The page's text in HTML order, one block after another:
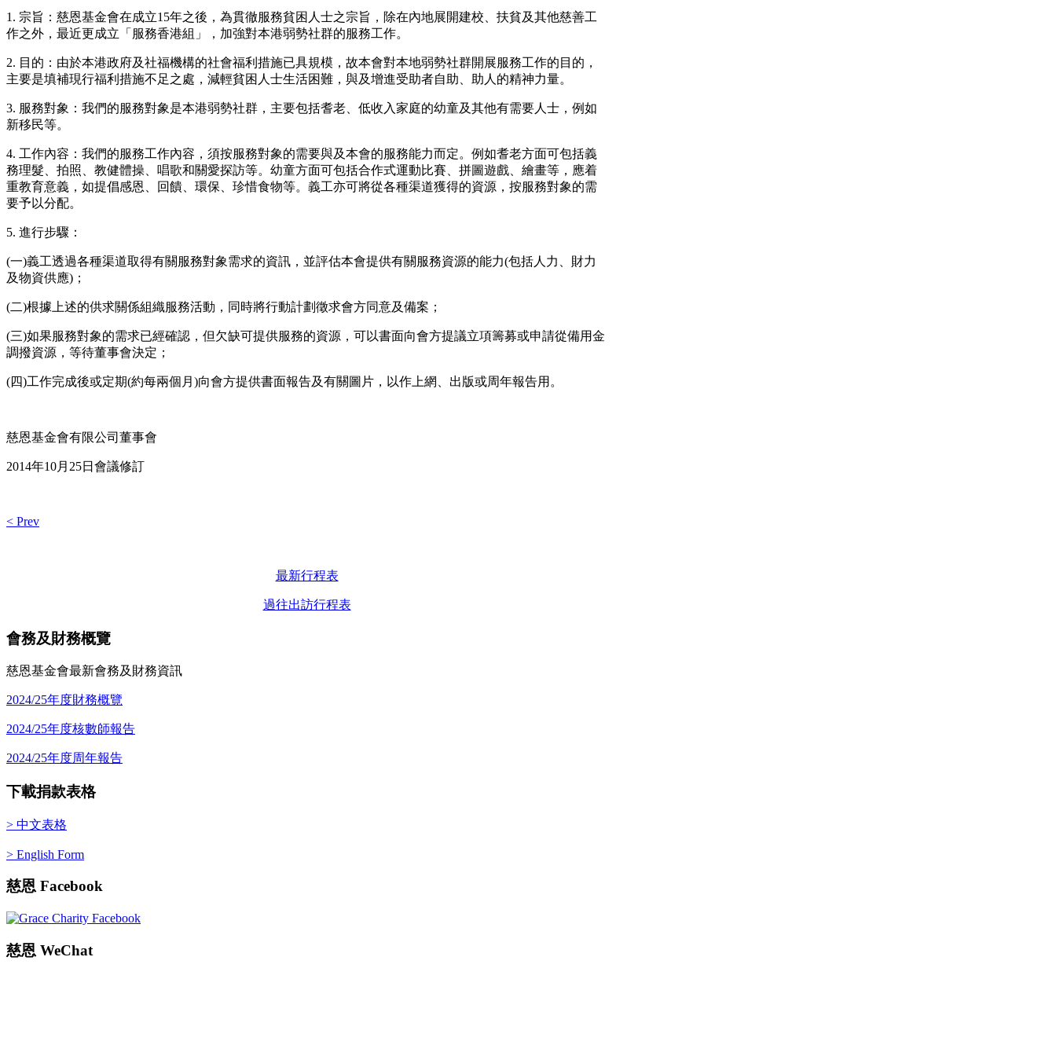
1. 宗旨：慈恩基金會在成立15年之後，為貫徹服務貧困人士之宗旨，除在內地展開建校、扶貧及其他慈善工
作之外，最近更成立「服務香港組」，加強對本港弱勢社群的服務工作。
2. 目的：由於本港政府及社福機構的社會福利措施已具規模，故本會對本地弱勢社群開展服務工作的目的，
主要是填補現行福利措施不足之處，減輕貧困人士生活困難，與及增進受助者自助、助人的精神力量。
3. 服務對象：我們的服務對象是本港弱勢社群，主要包括耆老、低收入家庭的幼童及其他有需要人士，例如
新移民等。
4. 工作內容：我們的服務工作內容，須按服務對象的需要與及本會的服務能力而定。例如耆老方面可包括義
務理髮、拍照、教健體操、唱歌和關愛探訪等。幼童方面可包括合作式運動比賽、拼圖遊戲、繪畫等，應着
重教育意義，如提倡感恩、回饋、環保、珍惜食物等。義工亦可將從各種渠道獲得的資源，按服務對象的需
要予以分配。
5. 進行步驟：
(一)義工透過各種渠道取得有關服務對象需求的資訊，並評估本會提供有關服務資源的能力(包括人力、財力
及物資供應)；
(二)根據上述的供求關係組織服務活動，同時將行動計劃徵求會方同意及備案；
(三)如果服務對象的需求已經確認，但欠缺可提供服務的資源，可以書面向會方提議立項籌募或申請從備用金
調撥資源，等待董事會決定；
(四)工作完成後或定期(約每兩個月)向會方提供書面報告及有關圖片，以作上網、出版或周年報告用。
慈恩基金會有限公司董事會
2014年10月25日會議修訂
< Prev
最新行程表
過往出訪行程表
會務及財務概覽
慈恩基金會最新會務及財務資訊
2024/25年度財務概覽
2024/25年度核數師報告
2024/25年度周年報告
下載捐款表格
> 中文表格
> English Form
慈恩 Facebook
慈恩 WeChat